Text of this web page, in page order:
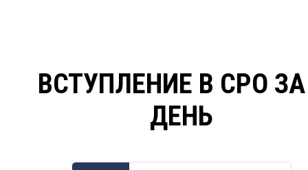
ВСТУПЛЕНИЕ В СРО
ДЕНЬ